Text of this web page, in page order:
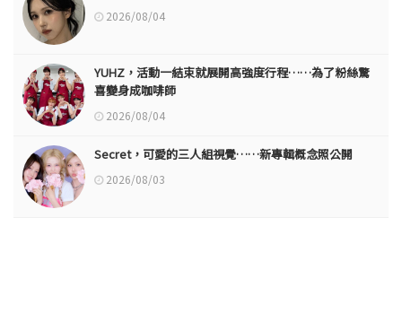
2026/08/04
YUHZ，活動一結束就展開高強度行程……為了粉絲驚
喜變身成咖啡師
2026/08/04
Secret，可愛的三人組視覺……新專輯概念照公開
2026/08/03